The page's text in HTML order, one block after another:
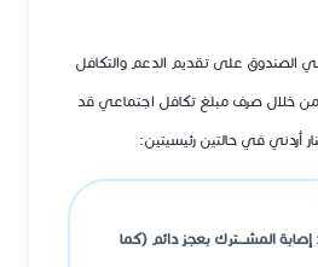
في الصندوق على تقديم الدعم والتكافل
خلال صرف مبلغ تكافل اجتماعي قد
إصابة المشـــترك بعجز دائم (كما